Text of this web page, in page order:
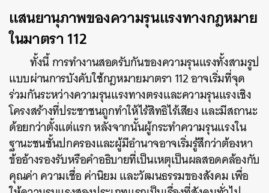
แสนยานุภาพของความรุนแรงทางกฎหมาย
ในมาตรา 112
ทั้งนี้ การทำงานสอดรับกันของความรุนแรงทั้งสามรูป
แบบผ่านการบังคับใช้กฎหมายมาตรา 112 อาจเริ่มที่จุด
ร่วมกันระหว่างความรุนแรงทางตรงและความรุนแรงเชิง
โครงสร้างที่ประชาชนถูกทำให้ไร้สิทธิไร้เสียง และมีสถานะ
ด้อยกว่าตั้งแต่แรก หลังจากนั้นผู้กระทำความรุนแรงใน
ฐานะชนชั้นปกครองและผู้มีอำนาจอาจเริ่มรู้สึกว่าต้องหา
ข้ออ้างรองรับหรือคำอธิบายที่เป็นเหตุเป็นผลสอดคล้องกับ
คุณค่า ความเชื่อ ค่านิยม และวัฒนธรรมของสังคม เพื่อ